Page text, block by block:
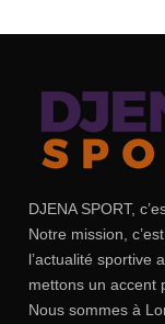
DJENA SPORT,
Notre mission,
l’actualité sportive
mettons un accent
Nous sommes à